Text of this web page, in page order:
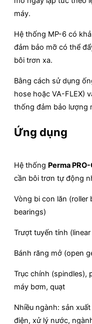
máy.
Hệ thống MP-6 có
đảm bảo mỡ có thể
bôi trơn xa.
Bằng cách sử dụng
hose hoặc VA-FLEX)
thống đảm bảo lượng
Ứng dụng
Hệ thống Perma
cần bôi trơn tự động
Vòng bi con lăn (roller
bearings)
Trượt tuyến tính (linear
Bánh răng mở (open
Trục chính (spindles),
máy bơm, quạt
Nhiều ngành: sản
điện, xử lý nước,